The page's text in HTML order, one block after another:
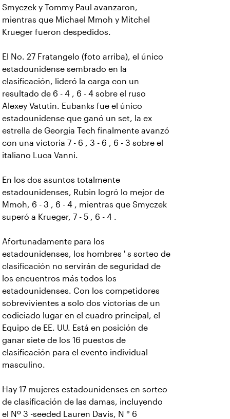
Smyczek y Tommy Paul avanzaron,
mientras que Michael Mmoh y Mitchel
Krueger fueron despedidos.
El No. 27 Fratangelo (foto arriba), el único
estadounidense sembrado en la
clasificación, lideró la carga con un
resultado de 6 - 4 , 6 - 4 sobre el ruso
Alexey Vatutin. Eubanks fue el único
estadounidense que ganó un set, la ex
estrella de Georgia Tech finalmente avanzó
con una victoria 7 - 6 , 3 - 6 , 6 - 3 sobre el
italiano Luca Vanni.
En los dos asuntos totalmente
estadounidenses, Rubin logró lo mejor de
Mmoh, 6 - 3 , 6 - 4 , mientras que Smyczek
superó a Krueger, 7 - 5 , 6 - 4 .
Afortunadamente para los
estadounidenses, los hombres ' s sorteo de
clasificación no servirán de seguridad de
los encuentros más todos los
estadounidenses. Con los competidores
sobrevivientes a solo dos victorias de un
codiciado lugar en el cuadro principal, el
Equipo de EE. UU. Está en posición de
ganar siete de los 16 puestos de
clasificación para el evento individual
masculino.
Hay 17 mujeres estadounidenses en sorteo
de clasificación de las damas, incluyendo
el Nº 3 -seeded Lauren Davis, N ° 6